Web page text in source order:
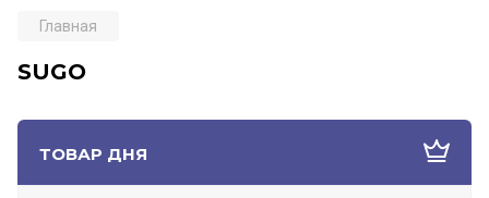
ТОВАР ДНЯ
Главная
SUGO